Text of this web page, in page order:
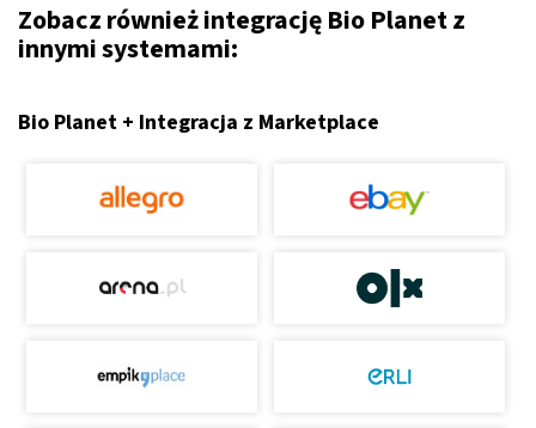
Zobacz również integrację Bio Planet z
innymi systemami:
Bio Planet + Integracja z Marketplace